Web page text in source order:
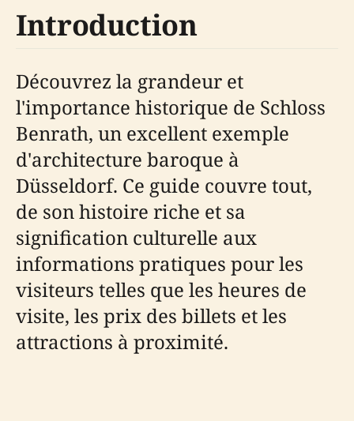
Introduction
Découvrez la grandeur et
l'importance historique de Schloss
Benrath, un excellent exemple
d'architecture baroque à
Düsseldorf. Ce guide couvre tout,
de son histoire riche et sa
signification culturelle aux
informations pratiques pour les
visiteurs telles que les heures de
visite, les prix des billets et les
attractions à proximité.